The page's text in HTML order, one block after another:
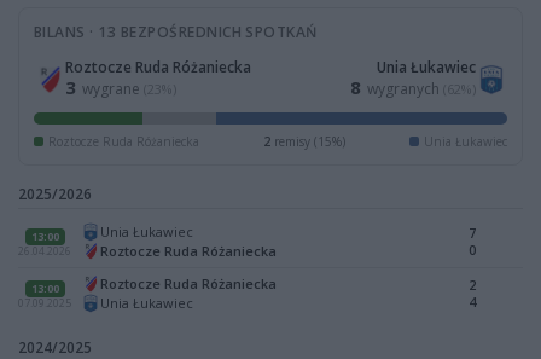
BILANS · 13 BEZPOŚREDNICH SPOTKAŃ
Roztocze Ruda Różaniecka
3 wygrane (23%)
Unia Łukawiec
8 wygranych (62%)
Roztocze Ruda Różaniecka 2 remisy (15%) Unia Łukawiec
2025/2026
13:00
26.04.2026
Unia Łukawiec
Roztocze Ruda Różaniecka
7
0
13:00
07.09.2025
Roztocze Ruda Różaniecka
Unia Łukawiec
2
4
2024/2025